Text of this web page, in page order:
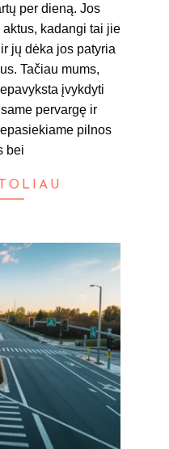
per dieną. Jos
kadangi tai jie
jų dėka jos patyria
Tačiau mums,
įvykdyti
pervargę ir
pilnos
bei